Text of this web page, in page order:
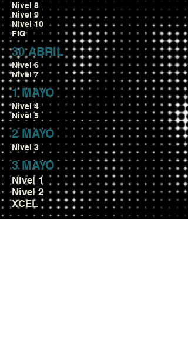
Nivel 8
Nivel 9
Nivel 10
FIG
30 ABRIL
Nivel 6
Nivel 7
1 MAYO
Nivel 4
Nivel 5
2 MAYO
Nivel 3
3 MAYO
Nivel 1
Nivel 2
XCEL